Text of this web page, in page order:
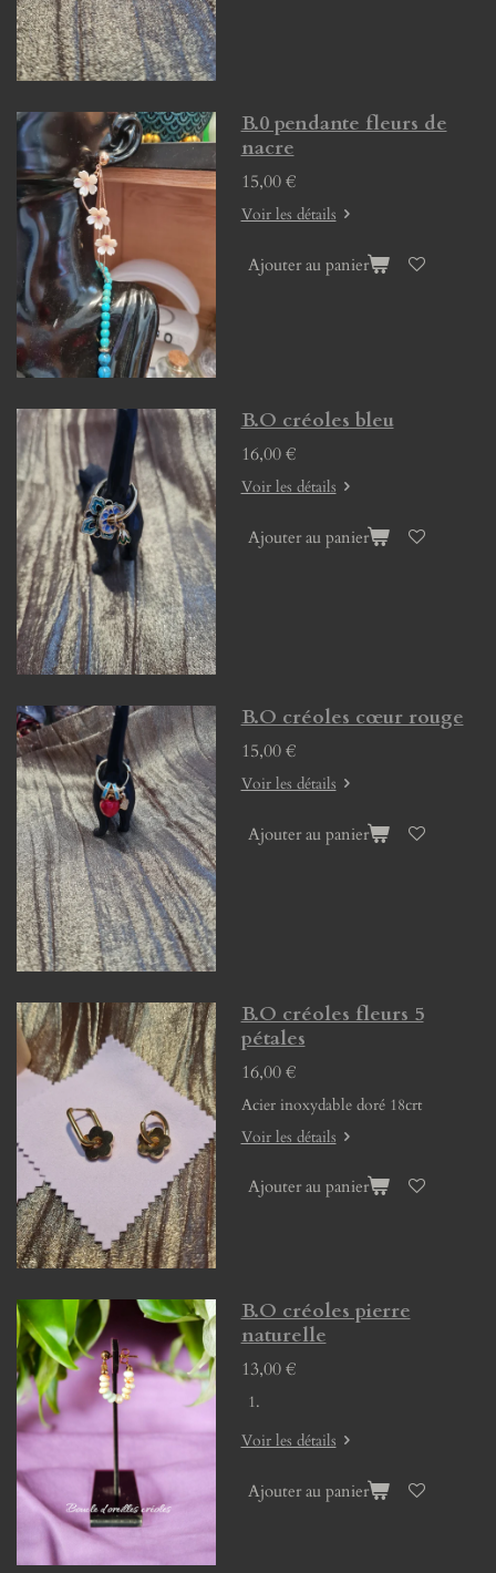
B.0 pendante fleurs de
nacre
15,00 €
Voir les détails
Ajouter au panier
B.O créoles bleu
16,00 €
Voir les détails
Ajouter au panier
B.O créoles cœur rouge
15,00 €
Voir les détails
Ajouter au panier
B.O créoles fleurs 5
pétales
16,00 €
Acier inoxydable doré 18crt
Voir les détails
Ajouter au panier
B.O créoles pierre
naturelle
13,00 €
Voir les détails
Ajouter au panier